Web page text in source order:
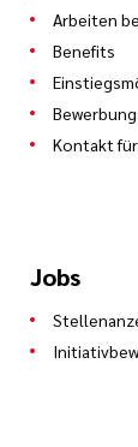
Arbeiten
Benefits
Kontakt
Jobs